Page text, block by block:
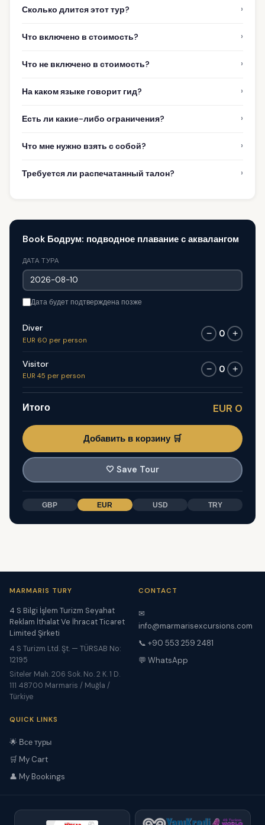
Сколько длится этот тур? ›
Что включено в стоимость? ›
Что не включено в стоимость? ›
На каком языке говорит гид? ›
Есть ли какие-либо ограничения? ›
Что мне нужно взять с собой? ›
Требуется ли распечатанный талон? ›
Book Бодрум: подводное плавание с аквалангом
ДАТА ТУРА
Дата будет подтверждена позже
Diver
EUR 60 per person
− 0 +
Visitor
EUR 45 per person
− 0 +
Итого EUR 0
Добавить в корзину 🛒
🤍 Save Tour
GBP EUR USD TRY
MARMARIS TURY
4 S Bilgi İşlem Turizm Seyahat
Reklam İthalat Ve İhracat Ticaret
Limited Şirketi
4 S Turizm Ltd. Şt. — TÜRSAB No:
12195
Siteler Mah. 206 Sok. No. 2 K. 1 D.
111 48700 Marmaris / Muğla /
Türkiye
CONTACT
✉
info@marmarisexcursions.com
📞 +90 553 259 2481
💬 WhatsApp
QUICK LINKS
🌟 Все туры
🛒 My Cart
👤 My Bookings